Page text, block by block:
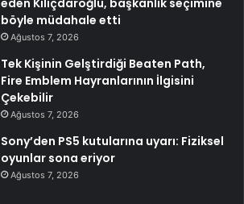
eden Kılıçdaroğlu, başkanlık seçimine
böyle müdahale etti
Ağustos 7, 2026
Tek Kişinin Gelştirdiği Beaten Path,
Fire Emblem Hayranlarının İlgisini
Çekebilir
Ağustos 7, 2026
Sony’den PS5 kutularına uyarı: Fiziksel
oyunlar sona eriyor
Ağustos 7, 2026